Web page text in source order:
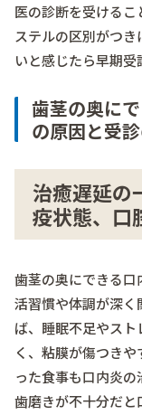
医の診断を受けるこ
ステルの区別がつ
いと感じたら早期受
歯茎の奥に
の原因と受
治癒遅延の
疫状態、口
歯茎の奥にできる
活習慣や体調が深く
ば、睡眠不足やス
く、粘膜が傷つき
った食事も口内炎の
歯磨きが不十分だと